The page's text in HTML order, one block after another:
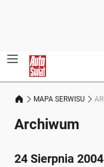
MAPA SERWISU
Archiwum
24 Sierpnia 2004